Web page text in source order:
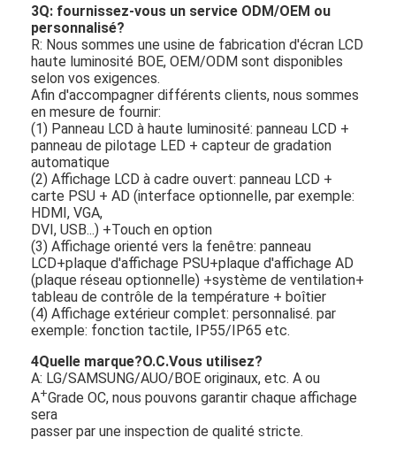
Assistance
3Q: fournissez-vous un service ODM/OEM ou
personnalisé?
R: Nous sommes une usine de fabrication d'écran LCD
haute luminosité BOE, OEM/ODM sont disponibles
selon vos exigences.
Afin d'accompagner différents clients, nous sommes
en mesure de fournir:
(1) Panneau LCD à haute luminosité: panneau LCD +
panneau de pilotage LED + capteur de gradation
automatique
(2) Affichage LCD à cadre ouvert: panneau LCD +
carte PSU + AD (interface optionnelle, par exemple:
HDMI, VGA,
DVI, USB...) +Touch en option
(3) Affichage orienté vers la fenêtre: panneau
LCD+plaque d'affichage PSU+plaque d'affichage AD
(plaque réseau optionnelle) +système de ventilation+
tableau de contrôle de la température + boîtier
(4) Affichage extérieur complet: personnalisé. par
exemple: fonction tactile, IP55/IP65 etc.
4Quelle marque?O.C.Vous utilisez?
A: LG/SAMSUNG/AUO/BOE originaux, etc. A ou
A+Grade OC, nous pouvons garantir chaque affichage
sera
passer par une inspection de qualité stricte.